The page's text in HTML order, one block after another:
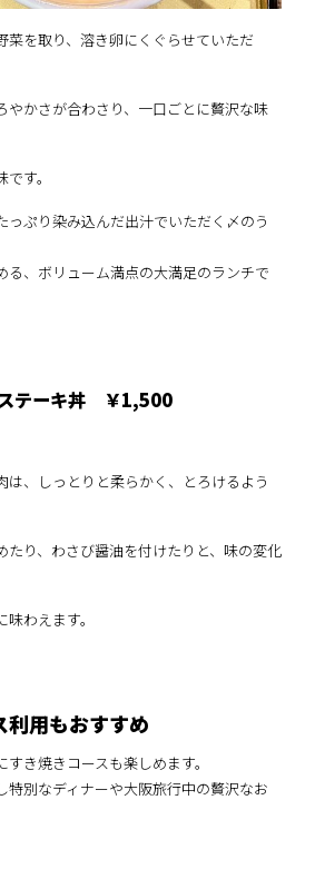
菜を取り、溶き卵にくぐらせていただ
やかさが合わさり、一口ごとに贅沢な味
す。
っぷり染み込んだ出汁でいただく〆のう
る、ボリューム満点の大満足のランチで
テーキ丼 ￥1,500
は、しっとりと柔らかく、とろけるよう
たり、わさび醤油を付けたりと、味の変化
わえます。
利用もおすすめ
すき焼きコースも楽しめます。
特別なディナーや大阪旅行中の贅沢なお